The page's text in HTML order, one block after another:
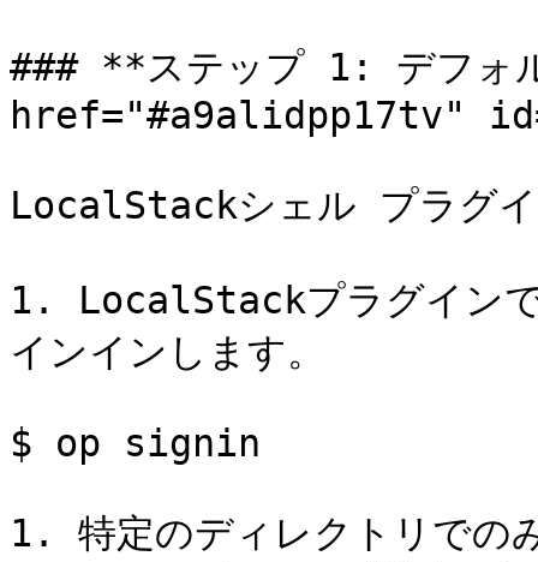
### **ステップ 1: デフォ
href="#a9alidpp17tv"
LocalStackシェル プラグ
1. LocalStackプラグイン
インインします。
$ op signin
1. 特定のディレクトリでの